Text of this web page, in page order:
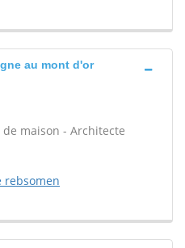
au mont d'or
de maison - Architecte
rebsomen